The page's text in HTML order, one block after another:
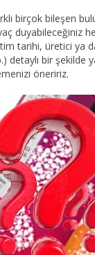
birçok bileşen
duyabileceğiniz
tarihi, üretici ya
detaylı bir şekilde
öneririz.